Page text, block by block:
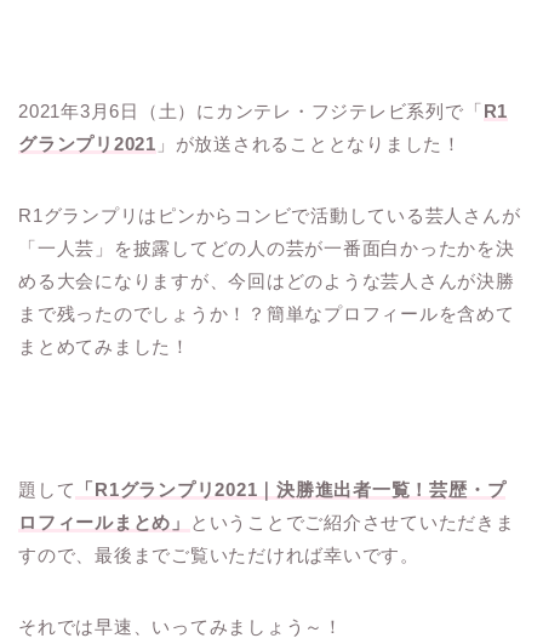
2021年3月6日（土）にカンテレ・フジテレビ系列で「R1
グランプリ2021 」が放送されることとなりました！
R1グランプリはピンからコンビで活動している芸人さんが
「一人芸」を披露してどの人の芸が一番面白かったかを決
める大会になりますが、今回はどのような芸人さんが決勝
まで残ったのでしょうか！？簡単なプロフィールを含めて
まとめてみました！
題して
「R1グランプリ2021｜決勝進出者一覧！芸歴・プ
ロフィールまとめ」
ということでご紹介させていただきま
すので、最後までご覧いただければ幸いです。
それでは早速、いってみましょう～！